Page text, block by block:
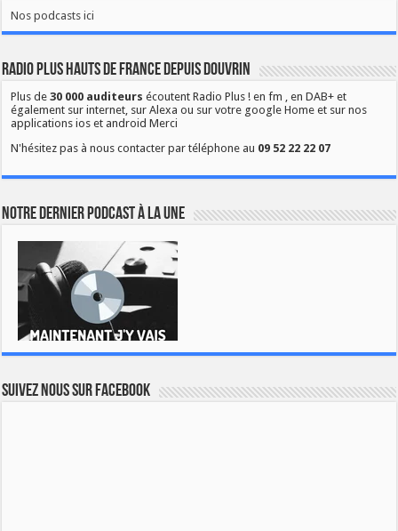
Nos podcasts ici
Radio Plus Hauts de France depuis Douvrin
Plus de30 000 auditeurs écoutent Radio Plus ! en fm , en DAB+ et
également sur internet, sur Alexa ou sur votre google Home et sur nos
applications ios et android Merci
N'hésitez pas à nous contacter par téléphone au 09 52 22 22 07
Notre dernier podcast à la une
Suivez nous sur Facebook